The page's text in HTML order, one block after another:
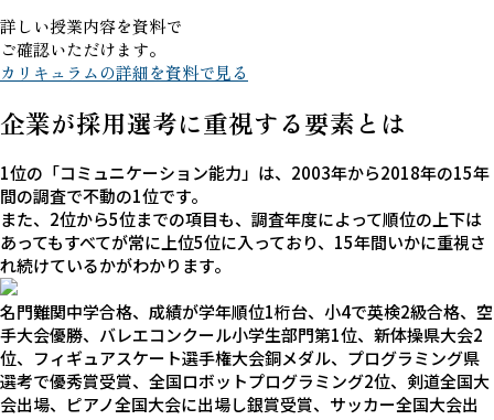
詳しい授業内容を資料で
ご確認いただけます。
カリキュラムの詳細を資料で見る
企業が採用選考に重視する要素とは
1位の「コミュニケーション能力」は、2003年から2018年の15年
間の調査で不動の1位です。
また、2位から5位までの項目も、調査年度によって順位の上下は
あってもすべてが常に 上位5位に入っており、 15年間いかに重視さ
れ続けているかがわかります。
名門難関中学合格、成績が学年順位1桁台、小4で英検2級合格、空
手大会優勝、バレエコンクール小学生部門第1位、新体操県大会2
位、フィギュアスケート選手権大会銅メダル、プログラミング県
選考で優秀賞受賞、全国ロボットプログラミング2位、剣道全国大
会出場、ピアノ全国大会に出場し銀賞受賞、サッカー全国大会出